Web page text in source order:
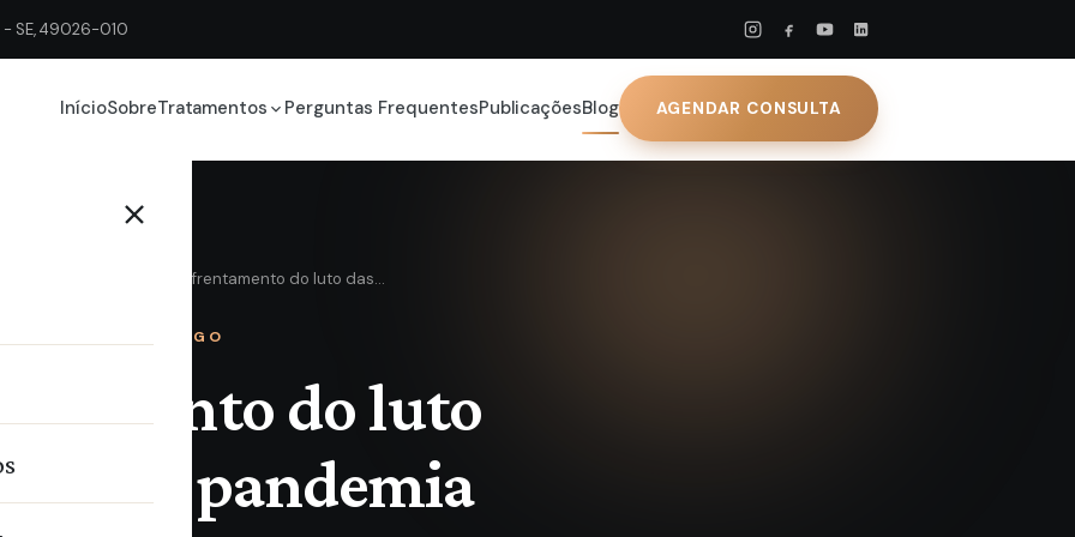
- SE, 49026-010
InícioSobreTratamentos Perguntas FrequentesPublicaçõesBlog AGENDAR CONSULTA
Estratégias de enfrentamento do luto das…
ARTIGO
do luto
de pandemia